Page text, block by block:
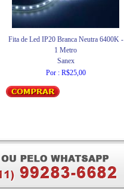
Fita de Led IP20 Branca Neutra 6400K -
1 Metro
Sanex
Por : R$25,00